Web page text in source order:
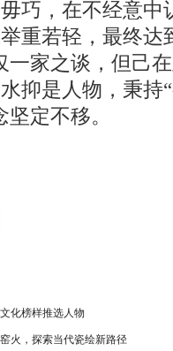
巧，在不经意中
重若轻，最终达
一家之谈，但己
抑是人物，秉持
定不移。
化榜样推选人物
火，探索当代瓷绘新路径